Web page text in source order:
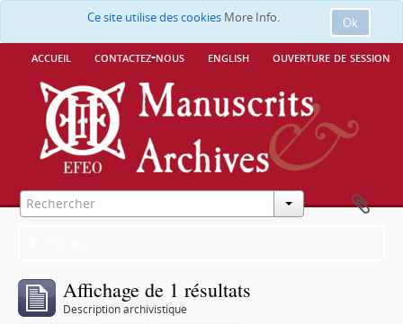
Ok
Ce site utilise des cookies More Info.
accueil contactez-nous english ouverture de session
Affichage de 1 résultats
Description archivistique